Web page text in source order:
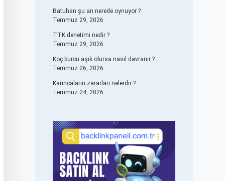
Batuhan şu an nerede oynuyor ?
Temmuz 29, 2026
TTK denetimi nedir ?
Temmuz 29, 2026
Koç burcu aşık olursa nasıl davranır ?
Temmuz 26, 2026
Karıncaların zararları nelerdir ?
Temmuz 24, 2026